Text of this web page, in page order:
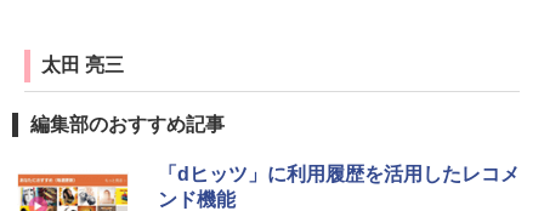
太田 亮三
編集部のおすすめ記事
「dヒッツ」に利用履歴を活用したレコメ
ンド機能